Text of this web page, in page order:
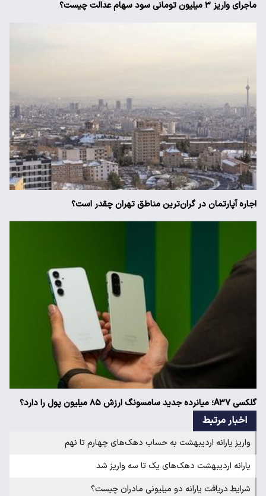
ماجرای واریز ۳ میلیون تومانی سود سهام عدالت چیست؟
اجاره آپارتمان در گران‌ترین مناطق تهران چقدر است؟
گلکسی A۳۷؛ میانرده جدید سامسونگ ارزش ۸۵ میلیون پول را دارد؟
اخبار مرتبط
واریز یارانه اردیبهشت به حساب دهک‌های چهارم تا نهم
یارانه اردیبهشت دهک‌های یک تا سه واریز شد
شرایط دریافت یارانه دو میلیونی مادران چیست؟